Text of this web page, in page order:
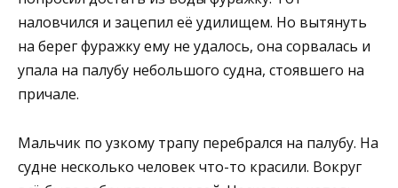
наловчился и зацепил её удилищем. Но вытянуть
на берег фуражку ему не удалось, она сорвалась и
упала на палубу небольшого судна, стоявшего на
причале.
Мальчик по узкому трапу перебрался на палубу. На
судне несколько человек что-то красили. Вокруг